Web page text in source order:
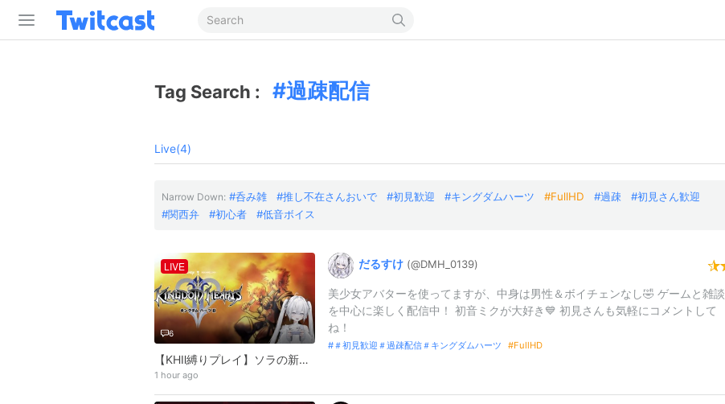
Tag Search : 過疎配信
Live(4)
Narrow Down: 呑み雑 推し不在さんおいで 初見歓迎 キングダムハーツ FullHD 過疎
初見さん歓迎
関西弁
初心者 低音ボイス
LIVE
6
【KHⅡ縛りプレイ】ソラの新たな冒険【初見歓迎】
1 hour ago
だるすけ (@DMH_ 0139)
美少女アバターを使ってますが、中身は男性＆ボイチェンなし🤣 ゲームと雑談
を中心に楽しく配信中！ 初音ミクが大好き💙 初見さんも気軽にコメントして
ね！
＃初見歓迎＃過疎配信＃キングダムハーツ FullHD